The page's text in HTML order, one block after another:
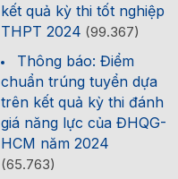
kết quả kỳ thi tốt nghiệp
THPT 2024 (99.367)
Thông báo: Điểm
chuẩn trúng tuyển dựa
trên kết quả kỳ thi đánh
giá năng lực của ĐHQG-
HCM năm 2024
(65.763)